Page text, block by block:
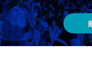
東京Ｖ
川崎Ｆ